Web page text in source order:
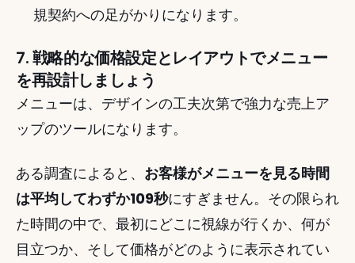
規契約への足がかりになります。
7. 戦略的な価格設定とレイアウトでメニュー
を再設計しましょう
メニューは、デザインの工夫次第で強力な売上ア
ップのツールになります。
ある調査によると、 お客様がメニューを見る時間
は平均してわずか109秒にすぎません。その限られ
た時間の中で、最初にどこに視線が行くか、何が
目立つか、そして価格がどのように表示されてい